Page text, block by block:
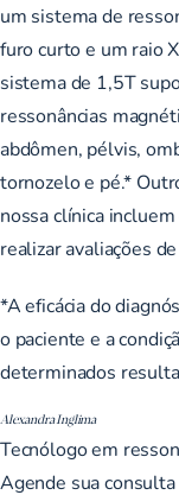
um sistema de
furo curto e um raio
sistema de 1,5T
ressonâncias
abdômen, pélvis,
tornozelo e pé.*
nossa clínica
realizar avaliações
*A eficácia do
o paciente e a
determinados
Alexandra Inglima
Tecnólogo em
Agende sua consulta